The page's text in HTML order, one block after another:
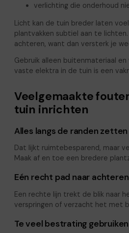
verlichting die onderhoud
Licht kan de tuin breder laten
plantvakken subtiel aan te
achteren, want dan versterk je
Gebruik alleen buitenmateriaal en
vaste elektra in de tuin is een
Veelgemaakte
tuin inrichten
Alles langs de randen zetten
Dat lijkt ruimtebesparend, maar
Maak af en toe een bredere
Eén recht pad naar
Een rechte lijn trekt de blik naar
verspringen of verzacht het met
Te veel bestrating gebruiken